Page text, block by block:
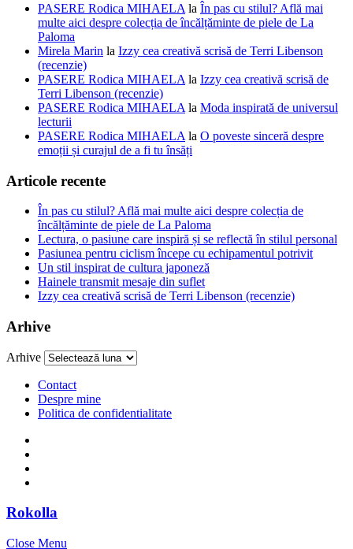
PASERE Rodica MIHAELA la În pas cu stilul? Află mai
multe aici despre colecția de încălțăminte de piele de La
Paloma
Mirela Marin la Izzy cea creativă scrisă de Terri Libenson
(recenzie)
PASERE Rodica MIHAELA la Izzy cea creativă scrisă de
Terri Libenson (recenzie)
PASERE Rodica MIHAELA la Moda inspirată de universul
lecturii
PASERE Rodica MIHAELA la O poveste sinceră despre
emoții și curajul de a fi tu însăți
Articole recente
În pas cu stilul? Află mai multe aici despre colecția de
încălțăminte de piele de La Paloma
Lectura, o pasiune care inspiră și se reflectă în stilul personal
Pasiunea pentru ciclism începe cu echipamentul potrivit
Un stil inspirat de cultura japoneză
Hainele transmit mesaje din suflet
Izzy cea creativă scrisă de Terri Libenson (recenzie)
Arhive
Arhive
Contact
Despre mine
Politica de confidentialitate
Rokolla
Close Menu